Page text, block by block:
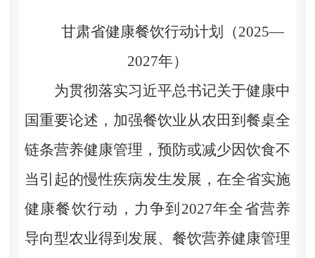
甘肃省健康餐饮行动计划（2025—
2027年）
为贯彻落实习近平总书记关于健康中
国重要论述，加强餐饮业从农田到餐桌全
链条营养健康管理，预防或减少因饮食不
当引起的慢性疾病发生发展，在全省实施
健康餐饮行动，力争到2027年全省营养
导向型农业得到发展、餐饮营养健康管理